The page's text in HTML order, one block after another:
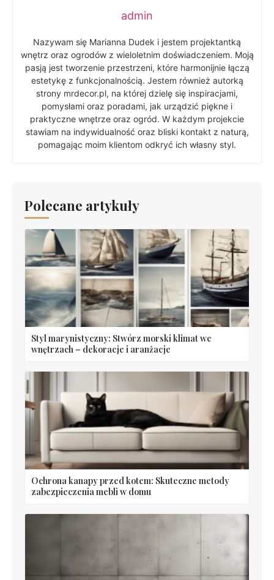
admin
Nazywam się Marianna Dudek i jestem projektantką
wnętrz oraz ogrodów z wieloletnim doświadczeniem. Moją
pasją jest tworzenie przestrzeni, które harmonijnie łączą
estetykę z funkcjonalnością. Jestem również autorką
strony mrdecor.pl, na której dzielę się inspiracjami,
pomysłami oraz poradami, jak urządzić piękne i
praktyczne wnętrze oraz ogród. W każdym projekcie
stawiam na indywidualność oraz bliski kontakt z naturą,
pomagając moim klientom odkryć ich własny styl.
Polecane artykuły
Styl marynistyczny: Stwórz morski klimat we
wnętrzach – dekoracje i aranżacje
Ochrona kanapy przed kotem: Skuteczne metody
zabezpieczenia mebli w domu